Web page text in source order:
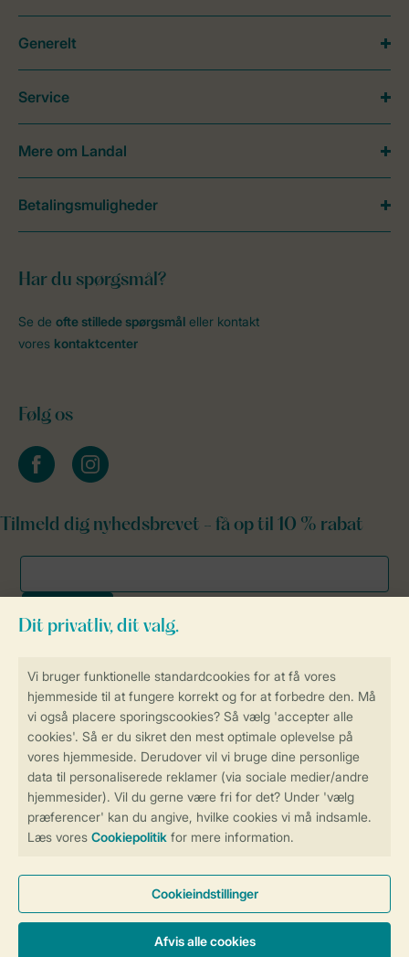
Få en personligt tilpasset oplevelse
på Landal.dk
Sikker og hurtig online booking
Sikker datahåndtering
Har du spørgsmål?
Se de ofte stillede spørgsmål eller kontakt
vores kontaktcenter
Følg os
facebookinstagram
Tilmeld dig nyhedsbrevet - få op til 10 % rabat
Generelt
Service
Mere om Landal
Betalingsmuligheder